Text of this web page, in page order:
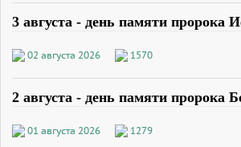
3 августа - день памяти пророка
02 августа 2026 1570
2 августа - день памяти пророка
01 августа 2026 1279